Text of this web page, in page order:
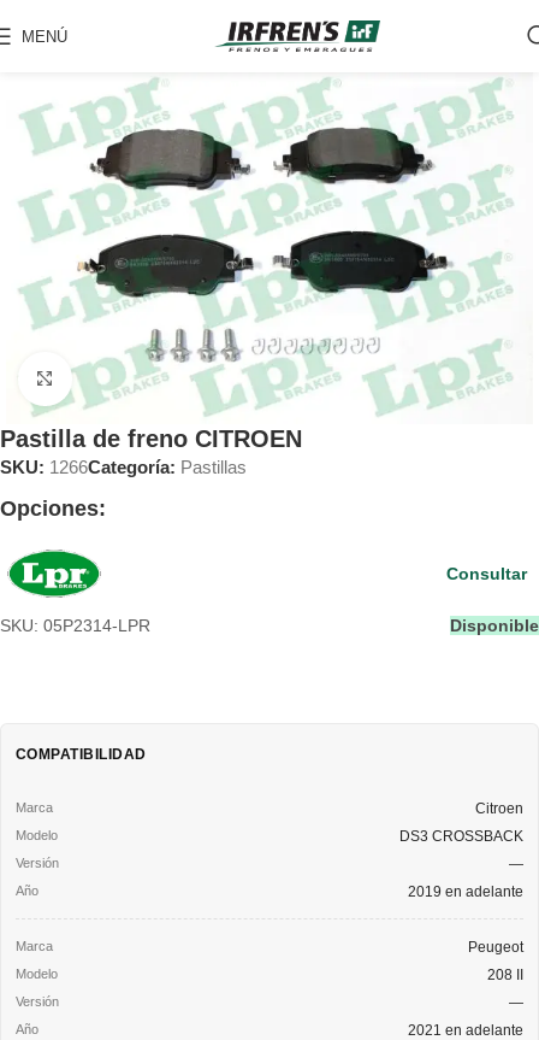
MENÚ
Clic para ampliar
Pastilla de freno CITROEN
SKU: 1266Categoría: Pastillas
Opciones:
SKU: 05P2314-LPR Disponible
Consultar
COMPATIBILIDAD
Citroen
DS3 CROSSBACK
—
2019 en adelante
Peugeot
208 II
—
2021 en adelante